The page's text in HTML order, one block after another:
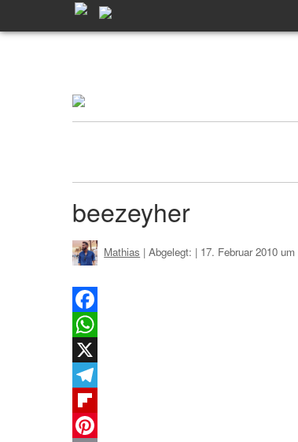
beezeyher
Mathias | Abgelegt: | 17. Februar 2010
Facebook
WhatsApp
X
Telegram
Flipboard